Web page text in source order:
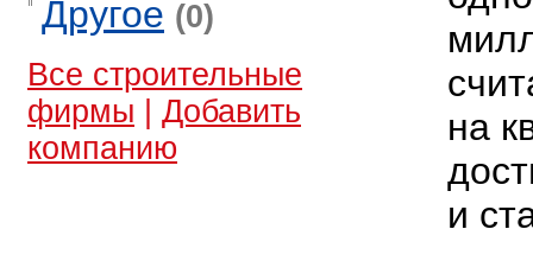
Другое (0)
Все строительные
фирмы
Добавить
компанию
на
и